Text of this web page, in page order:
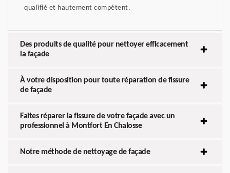
qualifié et hautement compétent.
Des produits de qualité pour nettoyer efficacement
la façade
À votre disposition pour toute réparation de fissure
de façade
Faites réparer la fissure de votre façade avec un
professionnel à Montfort En Chalosse
Notre méthode de nettoyage de façade